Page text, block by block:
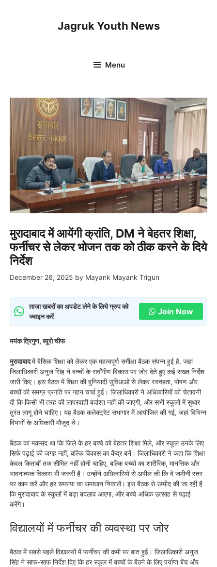
Jagruk Youth News
Menu
मुरादाबाद में आयेंगी क्रांति, DM ने बेहतर शिक्षा,
फर्नीचर से लेकर भोजन तक को ठीक करने के दिये
निर्देश
December 26, 2025 by Mayank Mayank Trigun
ताजा खबरों का अपडेट लेने के लिये ग्रुप को
ज्वाइन करें
Join Now
मयंक त्रिगुण, ब्यूरो चीफ
मुरादाबादमें बेसिक शिक्षा को लेकर एक महत्वपूर्ण समीक्षा बैठक संपन्न हुई है, जहां
जिलाधिकारी अनुज सिंह ने बच्चों के सर्वांगीण विकास पर जोर देते हुए कई सख्त निर्देश
जारी किए। इस बैठक में शिक्षा की बुनियादी सुविधाओं से लेकर स्वच्छता, पोषण और
बच्चों की समग्र प्रगति पर गहन चर्चा हुई। जिलाधिकारी ने अधिकारियों को चेतावनी
दी कि किसी भी तरह की लापरवाही बर्दाश्त नहीं की जाएगी, और सभी स्कूलों में सुधार
तुरंत लागू होने चाहिए। यह बैठक कलेक्ट्रेट सभागार में आयोजित की गई, जहां विभिन्न
विभागों के अधिकारी मौजूद थे।
बैठक का मकसद था कि जिले के हर बच्चे को बेहतर शिक्षा मिले, और स्कूल उनके लिए
सिर्फ पढ़ाई की जगह नहीं, बल्कि विकास का केंद्र बनें। जिलाधिकारी ने कहा कि शिक्षा
केवल किताबों तक सीमित नहीं होनी चाहिए, बल्कि बच्चों का शारीरिक, मानसिक और
भावनात्मक विकास भी जरूरी है। उन्होंने अधिकारियों से अपील की कि वे जमीनी स्तर
पर काम करें और हर समस्या का समाधान निकालें। इस बैठक से उम्मीद की जा रही है
कि मुरादाबाद के स्कूलों में बड़ा बदलाव आएगा, और बच्चे अधिक उत्साह से पढ़ाई
करेंगे।
विद्यालयों में फर्नीचर की व्यवस्था पर जोर
बैठक में सबसे पहले विद्यालयों में फर्नीचर की कमी पर बात हुई। जिलाधिकारी अनुज
सिंह ने साफ-साफ निर्देश दिए कि हर स्कूल में बच्चों के बैठने के लिए पर्याप्त बेंच और